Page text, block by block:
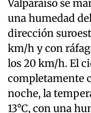
Valparaíso se
una humedad
dirección
km/h y con
los 20 km/h. El
completamente
noche, la
13°C, con una